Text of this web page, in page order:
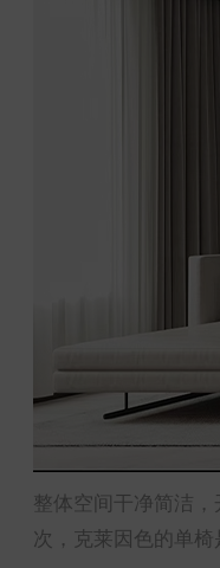
整体空间干净简洁
次，克莱因色的单